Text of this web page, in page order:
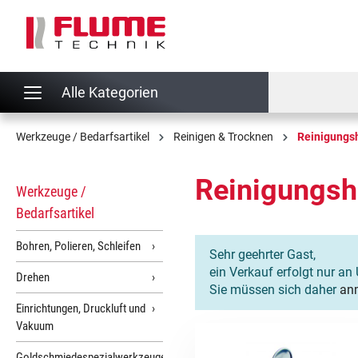
Zur Hauptnavigation springen
Alle Kategorien
Werkzeuge / Bedarfsartikel Reinigen & Trocknen
Werkzeuge /
Bedarfsartikel
Bohren, Polieren, Schleifen
Drehen
Einrichtungen, Druckluft und
Vakuum
Sehr geehrter Gast,
ein Verkauf erfolgt nur an
Sie müssen sich daher